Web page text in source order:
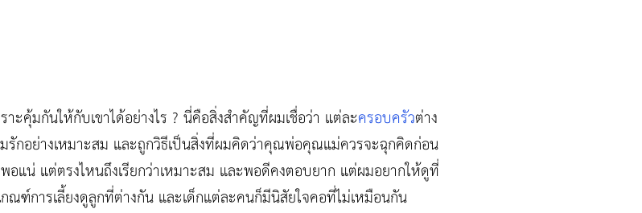
ะคุ้มกันให้กับเขาได้อย่างไร ? นี่คือสิ่งสำคัญที่ผมเชื่อว่า แต่ละครอบครัวต่าง
กอย่างเหมาะสม และถูกวิธีเป็นสิ่งที่ผมคิดว่าคุณพ่อคุณแม่ควรจะฉุกคิดก่อน
อแน่ แต่ตรงไหนถึงเรียกว่าเหมาะสม และพอดีคงตอบยาก แต่ผมอยากให้ดูที่
ณฑ์การเลี้ยงดูลูกที่ต่างกัน และเด็กแต่ละคนก็มีนิสัยใจคอที่ไม่เหมือนกัน